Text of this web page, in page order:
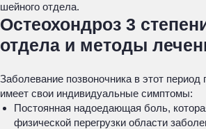
шейного отдела.
Остеохондроз 3
отдела и методы
Заболевание позвоночника в этот период
имеет свои индивидуальные симптомы:
Постоянная надоедающая боль,
физической перегрузки области